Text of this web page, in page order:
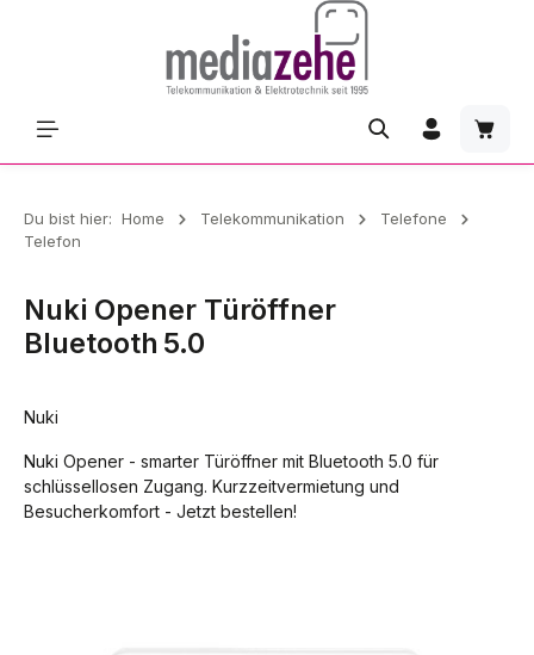
Du bist hier: Home Telekommunikation
Telefone
Telefon
Nuki Opener Türöffner
Bluetooth 5.0
Nuki
Nuki Opener - smarter Türöffner mit Bluetooth 5.0 für
schlüssellosen Zugang. Kurzzeitvermietung und
Besucherkomfort - Jetzt bestellen!